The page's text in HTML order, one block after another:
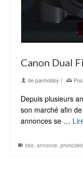
Canon Dual
depanhobby |
Depuis plusieurs
son marché afin
annonces se …
360, annonce, photo360